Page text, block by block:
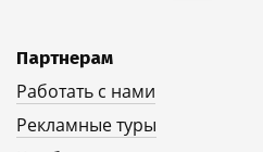
Партнерам
Работать с нами
Рекламные туры